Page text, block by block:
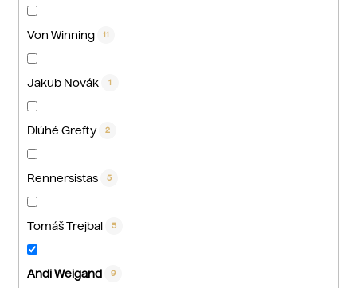
Von Winning 11
Jakub Novák 1
Dlúhé Grefty 2
Rennersistas 5
Tomáš Trejbal 5
Andi Weigand 9